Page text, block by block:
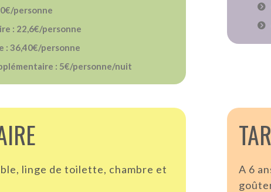
personne
: 22,6€/personne
: 36,40€/personne
: 5€/personne/nuit
linge de toilette, chambre et
A 6